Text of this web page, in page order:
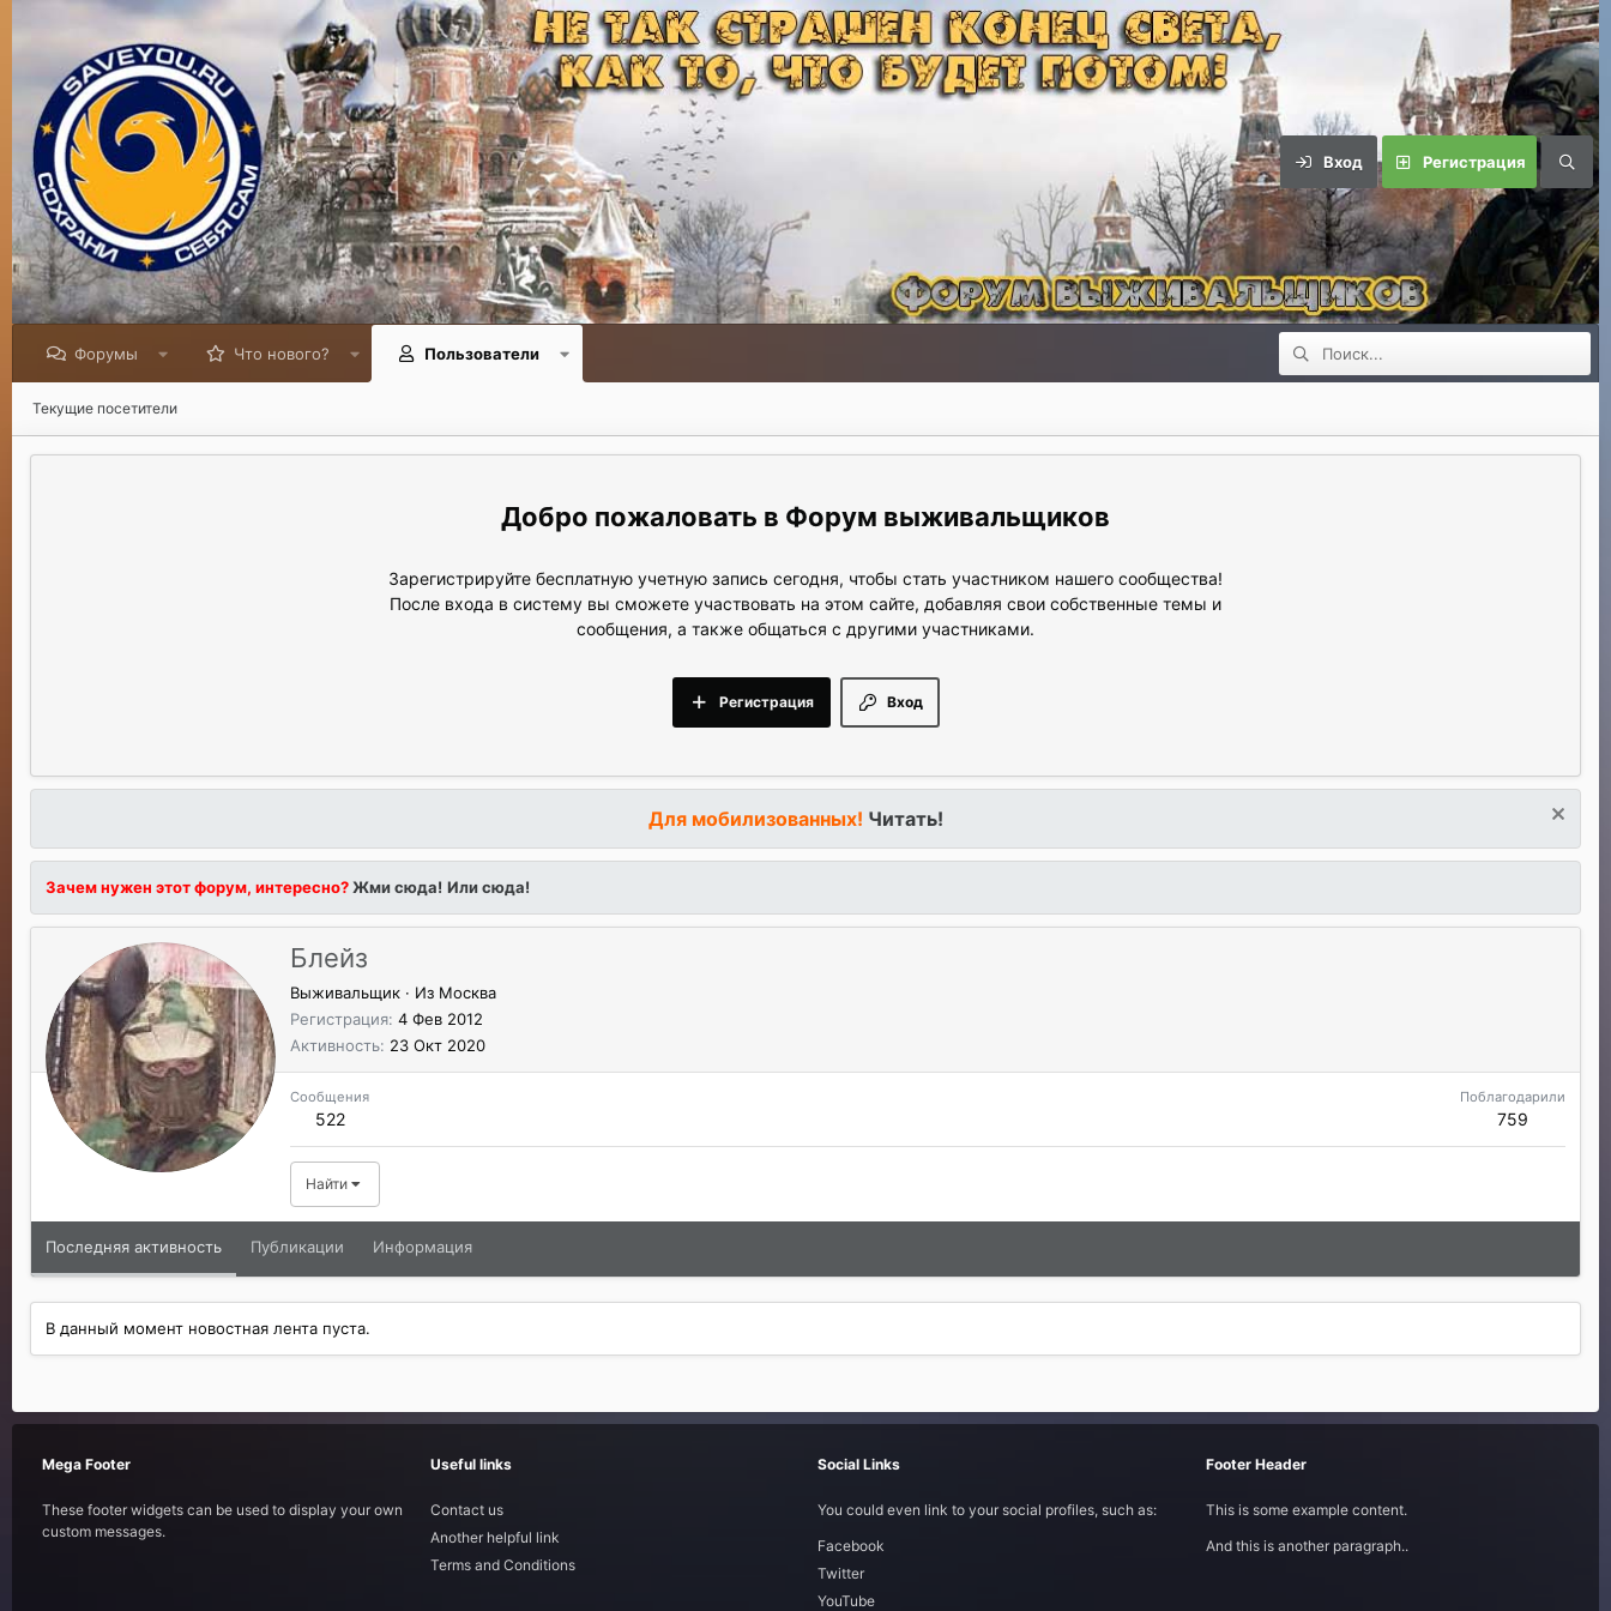
Вход Регистрация
Форумы Что нового? Пользователи
Текущие посетители
Форум выживальщиков
Зарегистрируйте бесплатную учетную запись сегодня, чтобы стать участником нашего сообщества!
После входа в систему вы сможете участвовать на этом сайте, добавляя свои собственные темы и
сообщения, а также общаться с другими участниками.
Вход
Регистрация
Для мобилизованных! Читать!
Зачем нужен этот форум, интересно?Жми сюда! Или сюда!
Блейз
Выживальщик · Из Москва
Регистрация 4 Фев 2012
Активность 23 Окт 2020
Сообщения
522
Поблагодарили
759
Найти
Последняя активность Публикации Информация
В данный момент новостная лента пуста.
Mega Footer
These footer widgets can be used to display your own
custom messages.
Useful links
Contact us
Another helpful link
Terms and Conditions
Social Links
You could even link to your social profiles, such as:
Facebook
Twitter
YouTube
Footer Header
This is some example content.
And this is another paragraph..